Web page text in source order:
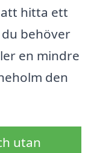
hitta ett
behöver
en mindre
den
utan